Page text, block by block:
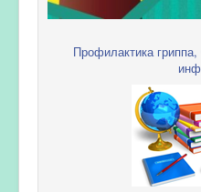
Профилактика